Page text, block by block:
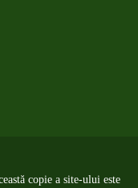
copie a site-ului este